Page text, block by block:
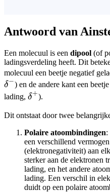
Antwoord van
Een molecuul is een dipool (of
ladingsverdeling heeft. Dit
molecuul een beetje negatief
δ−) en de andere kant een
lading, \delta^+
δ+).
Dit ontstaat door twee
Polaire atoombindingen:
een verschillend
(elektronegativiteit) aan
sterker aan de elektronen
lading, en het andere
lading. Een verschil in
duidt op een polaire